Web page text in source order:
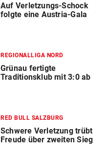
Auf Verletzungs-Schock
folgte eine Austria-Gala
REGIONALLIGA NORD
Grünau fertigte
Traditionsklub mit 3:0 ab
RED BULL SALZBURG
Schwere Verletzung trübt
Freude über zweiten Sieg